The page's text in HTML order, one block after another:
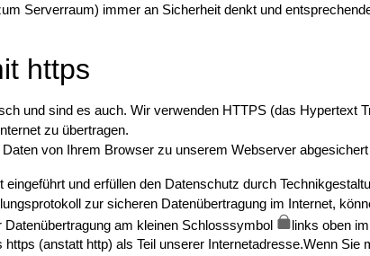
Serverraum) immer an Sicherheit denkt und
https
und sind es auch. Wir verwenden HTTPS (das Hypertext
zu übertragen.
von Ihrem Browser zu unserem Webserver abgesichert
und erfüllen den Datenschutz durch
zur sicheren Datenübertragung im Internet,
am kleinen Schlosssymbol
links oben
(anstatt http) als Teil unserer Internetadresse.Wenn